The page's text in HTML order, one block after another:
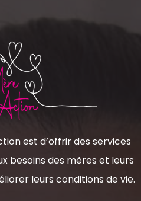
est d’offrir des services
besoins des mères et leurs
leurs conditions de vie.